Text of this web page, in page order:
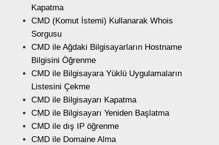
Kapatma
CMD (Komut İstemi) Kullanarak Whois
Sorgusu
CMD ile Ağdaki Bilgisayarların Hostname
Bilgisini Öğrenme
CMD ile Bilgisayara Yüklü Uygulamaların
Listesini Çekme
CMD ile Bilgisayarı Kapatma
CMD ile Bilgisayarı Yeniden Başlatma
CMD ile dış IP öğrenme
CMD ile Domaine Alma